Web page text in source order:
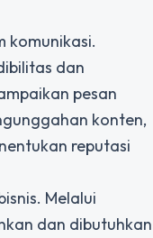
komunikasi.
dan
pesan
konten,
reputasi
Melalui
dan dibutuhkan